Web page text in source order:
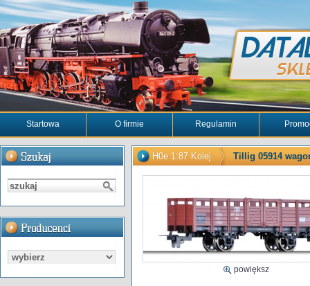
Startowa O firmie Regulamin
H0e 1:87 Kolej Tillig 05914
powiększ